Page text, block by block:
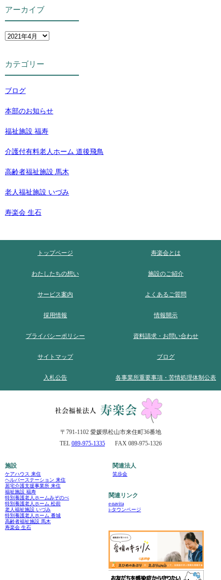
アーカイブ
カテゴリー
ブログ
本部のお知らせ
福祉施設 福寿
介護付有料老人ホーム 道後飛鳥
高齢者福祉施設 馬木
老人福祉施設 いづみ
寿楽会 生石
トップページ 寿楽会とは
わたしたちの想い 施設のご紹介
サービス案内 よくあるご質問
採用情報 情報開示
プライバシーポリシー 資料請求・お問い合わせ
サイトマップ ブログ
入札公告 各事業所重要事項・苦情処理体制公表
〒791-1102 愛媛県松山市来住町36番地
TEL 089-975-1335 FAX 089-975-1326
施設
ケアハウス 来住
ヘルパーステーション 来住
居宅介護支援事業所 来住
福祉施設 福寿
特別養護老人ホームみぞのべ
特別養護老人ホーム 松前
老人福祉施設 いづみ
特別養護老人ホーム 番城
高齢者福祉施設 馬木
寿楽会 生石
関連法人
笑歩会
関連リンク
e-navita
i-タウンページ